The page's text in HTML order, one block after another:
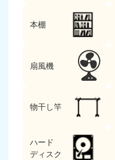
本棚
扇風機
物干し竿
ハード
ディスク